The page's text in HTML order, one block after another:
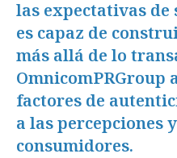
las expectativas de
es capaz de
más allá de lo
OmnicomPRGroup
factores de
a las percepciones
consumidores.